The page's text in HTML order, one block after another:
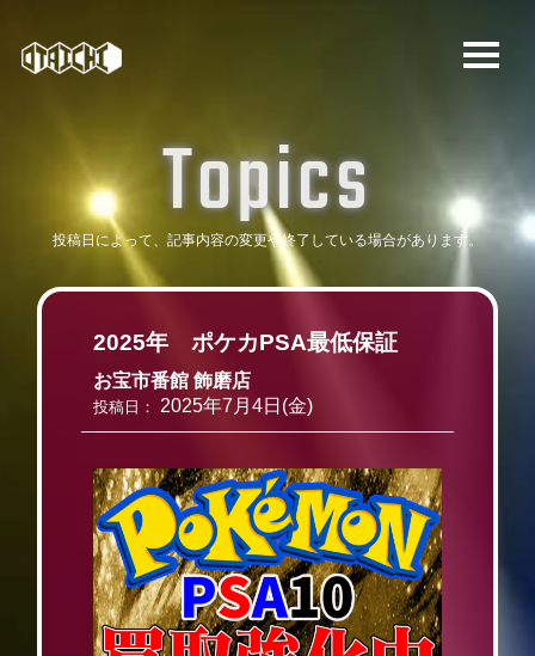
Topics
投稿日によって、記事内容の変更や終了している場合があります。
2025年 ポケカPSA最低保証
お宝市番館 飾磨店
投稿日： 2025年7月4日(金)